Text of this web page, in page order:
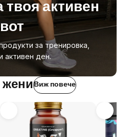
твоя активен
за тренировка,
активен ден.
жени Виж повече